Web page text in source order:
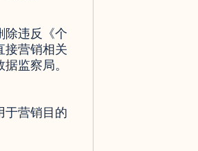
除违反《个
接营销相关
监察局。
于营销目的